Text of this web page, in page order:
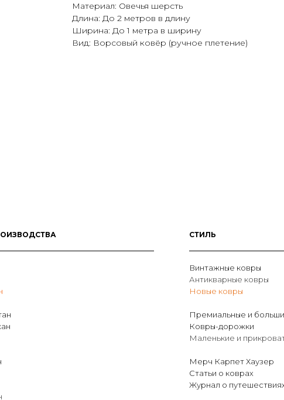
Материал: Овечья шерсть
Длина: До 2 метров в длину
Ширина: До 1 метра в ширину
Вид: Ворсовый ковёр (ручное плетение)
СТИЛЬ
Винтажные ковры
Антикварные ковры
Новые ковры
Премиальные и
Ковры-дорожки
Маленькие и
Мерч Карпет Хаузер
Статьи о коврах
Журнал о